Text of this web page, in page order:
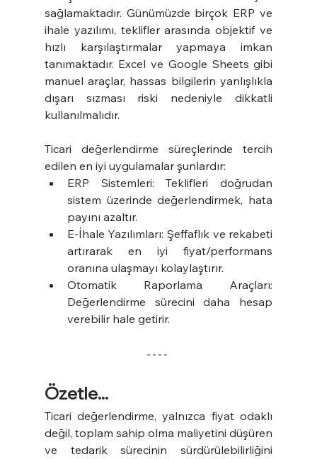
sağlamaktadır. Günümüzde birçok ERP ve
ihale yazılımı, teklifler arasında objektif ve
hızlı karşılaştırmalar yapmaya imkan
tanımaktadır. Excel ve Google Sheets gibi
manuel araçlar, hassas bilgilerin yanlışlıkla
dışarı sızması riski nedeniyle dikkatli
kullanılmalıdır.
Ticari değerlendirme süreçlerinde tercih
edilen en iyi uygulamalar şunlardır:
ERP Sistemleri: Teklifleri doğrudan
sistem üzerinde değerlendirmek, hata
payını azaltır.
E-İhale Yazılımları: Şeffaflık ve rekabeti
artırarak en iyi fiyat/performans
oranına ulaşmayı kolaylaştırır.
Otomatik Raporlama Araçları:
Değerlendirme sürecini daha hesap
verebilir hale getirir.
Özetle...
Ticari değerlendirme, yalnızca fiyat odaklı
değil, toplam sahip olma maliyetini düşüren
ve tedarik sürecinin sürdürülebilirliğini